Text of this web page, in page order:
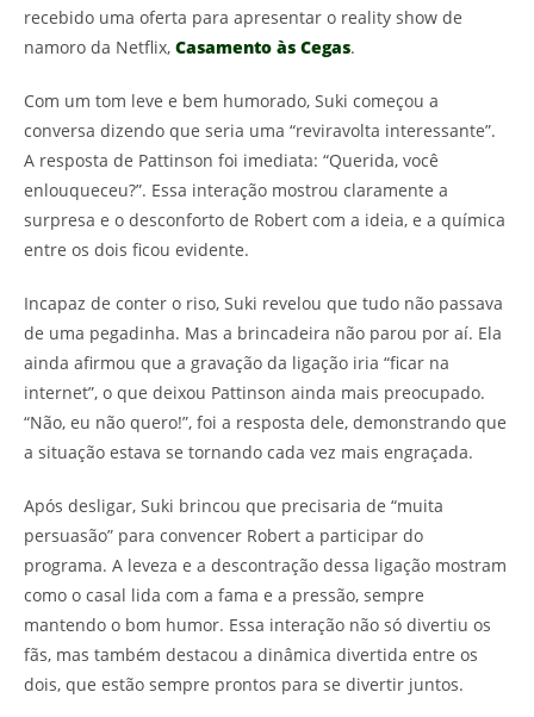
recebido uma oferta para apresentar o reality show de
namoro da Netflix, Casamento às Cegas.
Com um tom leve e bem humorado, Suki começou a
conversa dizendo que seria uma “reviravolta interessante”.
A resposta de Pattinson foi imediata: “Querida, você
enlouqueceu?”. Essa interação mostrou claramente a
surpresa e o desconforto de Robert com a ideia, e a química
entre os dois ficou evidente.
Incapaz de conter o riso, Suki revelou que tudo não passava
de uma pegadinha. Mas a brincadeira não parou por aí. Ela
ainda afirmou que a gravação da ligação iria “ficar na
internet”, o que deixou Pattinson ainda mais preocupado.
“Não, eu não quero!”, foi a resposta dele, demonstrando que
a situação estava se tornando cada vez mais engraçada.
Após desligar, Suki brincou que precisaria de “muita
persuasão” para convencer Robert a participar do
programa. A leveza e a descontração dessa ligação mostram
como o casal lida com a fama e a pressão, sempre
mantendo o bom humor. Essa interação não só divertiu os
fãs, mas também destacou a dinâmica divertida entre os
dois, que estão sempre prontos para se divertir juntos.